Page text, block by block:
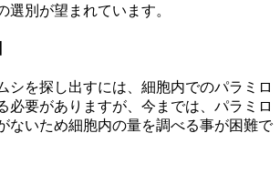
選別が望まれています。
を探し出すには、細胞内でのパラミロ
必要がありますが、今までは、パラミロ
ないため細胞内の量を調べる事が困難で